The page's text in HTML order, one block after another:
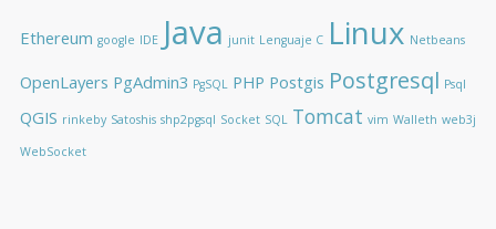
Ethereum google IDE Java junit Lenguaje C Linux Netbeans
OpenLayers PgAdmin3 PgSQL PHP Postgis Postgresql Psql
QGIS rinkeby Satoshis shp2pgsql Socket SQL Tomcat vim Walleth web3j
WebSocket